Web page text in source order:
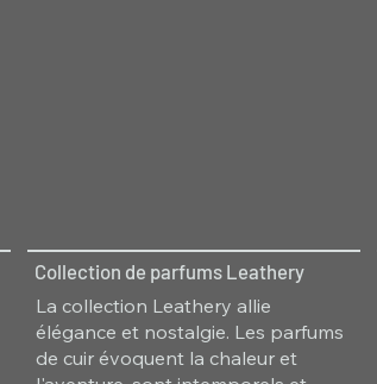
Collection de parfums Leathery
La collection Leathery allie
élégance et nostalgie. Les parfums
de cuir évoquent la chaleur et